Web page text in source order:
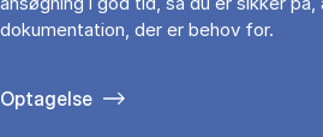
dokumentation, der er behov for.
Optagelse